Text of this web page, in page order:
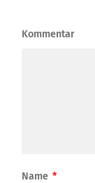
Kommentar
Name *